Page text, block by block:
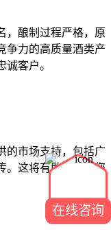
酿制过程严格，原
争力的高质量酒类产
客户。
市场支持，包括广
。这将有助于提高您
在线咨询